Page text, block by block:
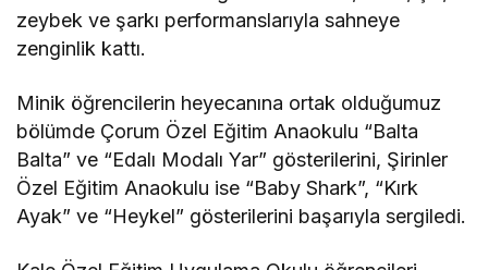
zeybek ve şarkı performanslarıyla sahneye
zenginlik kattı.
Minik öğrencilerin heyecanına ortak olduğumuz
bölümde Çorum Özel Eğitim Anaokulu “Balta
Balta” ve “Edalı Modalı Yar” gösterilerini, Şirinler
Özel Eğitim Anaokulu ise “Baby Shark”, “Kırk
Ayak” ve “Heykel” gösterilerini başarıyla sergiledi.